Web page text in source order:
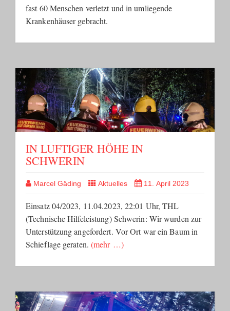
fast 60 Menschen verletzt und in umliegende
Krankenhäuser gebracht.
IN LUFTIGER HÖHE IN
SCHWERIN
Marcel Gäding Aktuelles 11. April 2023
Einsatz 04/2023, 11.04.2023, 22:01 Uhr, THL
(Technische Hilfeleistung) Schwerin: Wir wurden zur
Unterstützung angefordert. Vor Ort war ein Baum in
Schieflage geraten. (mehr …)